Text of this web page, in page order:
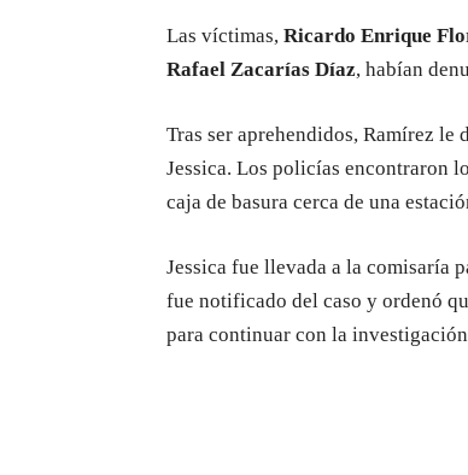
Las víctimas, Ricardo Enrique
Rafael Zacarías Díaz, habían
Tras ser aprehendidos, Ramírez le
Jessica. Los policías encontraron
caja de basura cerca de una
Jessica fue llevada a la comisaría
fue notificado del caso y ordenó
para continuar con la